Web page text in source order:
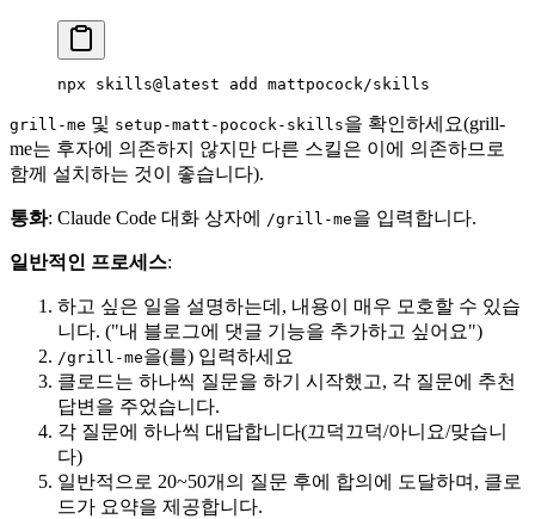
npx skills@latest add mattpocock/skills
grill-me 및 setup-matt-pocock-skills을 확인하세요(grill-
me는 후자에 의존하지 않지만 다른 스킬은 이에 의존하므로
함께 설치하는 것이 좋습니다).
통화: Claude Code 대화 상자에 /grill-me을 입력합니다.
일반적인 프로세스:
하고 싶은 일을 설명하는데, 내용이 매우 모호할 수 있습
니다. ("내 블로그에 댓글 기능을 추가하고 싶어요")
/grill-me을(를) 입력하세요
클로드는 하나씩 질문을 하기 시작했고, 각 질문에 추천
답변을 주었습니다.
각 질문에 하나씩 대답합니다(끄덕끄덕/아니요/맞습니
다)
일반적으로 20~50개의 질문 후에 합의에 도달하며, 클로
드가 요약을 제공합니다.